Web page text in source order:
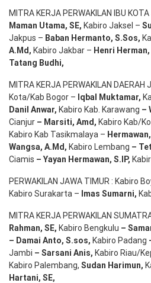
MITRA KERJA PERWAKILAN IBU
Maman Utama, SE, Kabiro Jaksel –
Jakpus – Baban Hermanto, S.Sos,
A.Md, Kabiro Jakbar – Henri Herman,
Tatang Budhi,
MITRA KERJA PERWAKILAN DAERAH
Kota/Kab Bogor – Iqbal Muktamar,
Danil Anwar, Kabiro Kab. Karawang –
Cianjur – Marsiti, Amd, Kabiro Kab/
Kabiro Kab Tasikmalaya – Hermawan
Wangsa, A.Md, Kabiro Lembang –
Ciamis – Yayan Hermawan, S.IP,
PERWAKILAN JAWA TIMUR : Kabiro
Kabiro Surakarta – Imas Sumarni,
MITRA KERJA PERWAKILAN
Rahman, SE, Kabiro Bengkulu –
– Damai Anto, S.sos, Kabiro Padang
Jambi – Sarsani Anis, Kabiro Riau/
Kabiro Palembang, Sudan Harimun,
Hartani, SE,